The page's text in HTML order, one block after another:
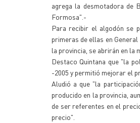
agrega la desmotadora de
Formosa".-
Para recibir el algodón se
primeras de ellas en
la provincia, se abrirán en la
Destaco Quintana que "la
-2005 y permitió mejorar el
Aludió a que "la
producido en la provincia,
de ser referentes en el
precio".